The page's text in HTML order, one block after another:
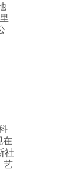
在
社
艺